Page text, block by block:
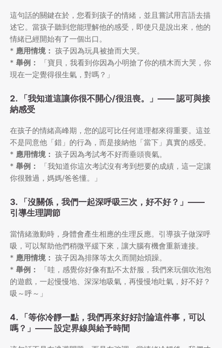
這句話的關鍵在於，您看到孩子的情緒，並且嘗試用言語去描
述它。當孩子聽到您能理解他的感受，即使只是說出來，他的
情緒已經開始有了一個出口。
* 應用情境： 孩子因為玩具被搶而大哭。
* 舉例：
「寶貝，我看到你因為小明搶了你的積木而大哭，你
現在一定覺得很生氣，對嗎？」
2. 「我知道這讓你很不開心/很沮喪。」—— 認可與接
納感受
在孩子的情緒高峰期，您的認可比任何道理都來得重要。這並
不是同意他「錯」的行為，而是接納他「當下」真實的感受。
* 應用情境： 孩子因為考試考不好而垂頭喪氣。
* 舉例：
「我知道你這次考試沒有考到想要的成績，這一定讓
你很難過，媽媽/爸爸懂。」
3. 「沒關係，我們一起深呼吸三次，好不好？」——
引導生理調節
當情緒激動時，身體會產生相應的生理反應。引導孩子做深呼
吸，可以幫助他們稍微平緩下來，讓大腦有機會重新連接。
* 應用情境： 孩子因為排隊等太久而開始煩躁。
* 舉例：
「哇，感覺你好像有點不太舒服，我們來玩個吹泡泡
的遊戲，一起慢慢地、深深地吸氣，再慢慢地吐氣，好不好？
吸～呼～」
4. 「等你冷靜一點，我們再來好好討論這件事，可以
嗎？」—— 設定界線與給予時間